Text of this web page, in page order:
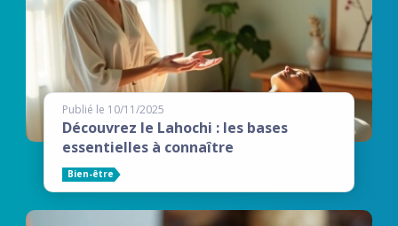
Publié le 10/11/2025
Découvrez le Lahochi : les bases
essentielles à connaître
Bien-être